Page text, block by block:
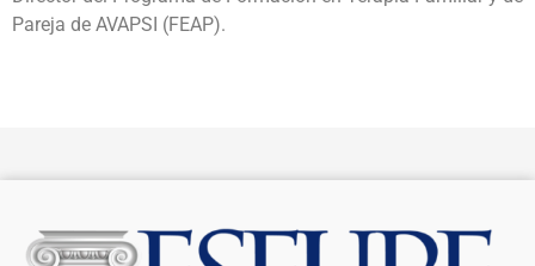
Pareja de AVAPSI (FEAP).